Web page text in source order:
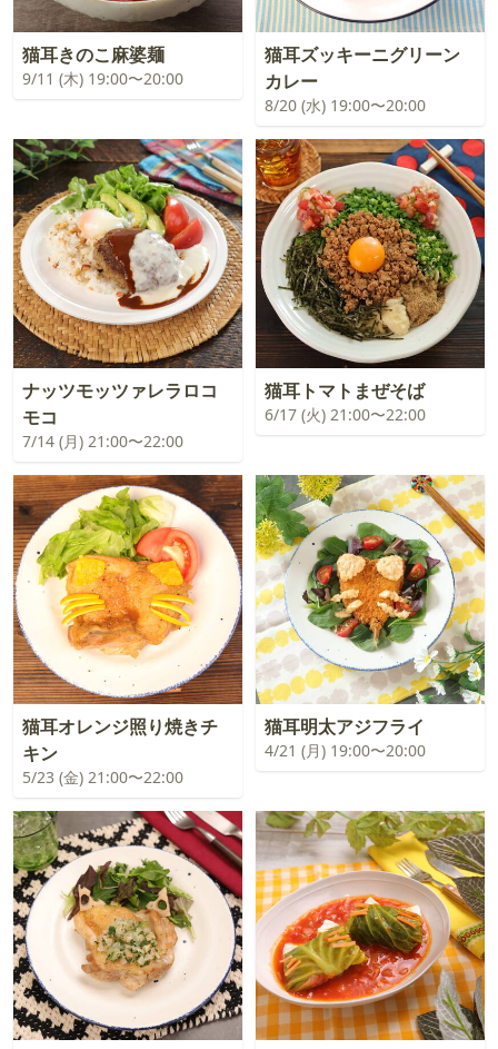
猫耳きのこ麻婆麺
9/11 (木) 19:00〜20:00
猫耳ズッキーニグリーン
カレー
8/20 (水) 19:00〜20:00
ナッツモッツァレラロコ
モコ
7/14 (月) 21:00〜22:00
猫耳トマトまぜそば
6/17 (火) 21:00〜22:00
猫耳オレンジ照り焼きチ
キン
5/23 (金) 21:00〜22:00
猫耳明太アジフライ
4/21 (月) 19:00〜20:00